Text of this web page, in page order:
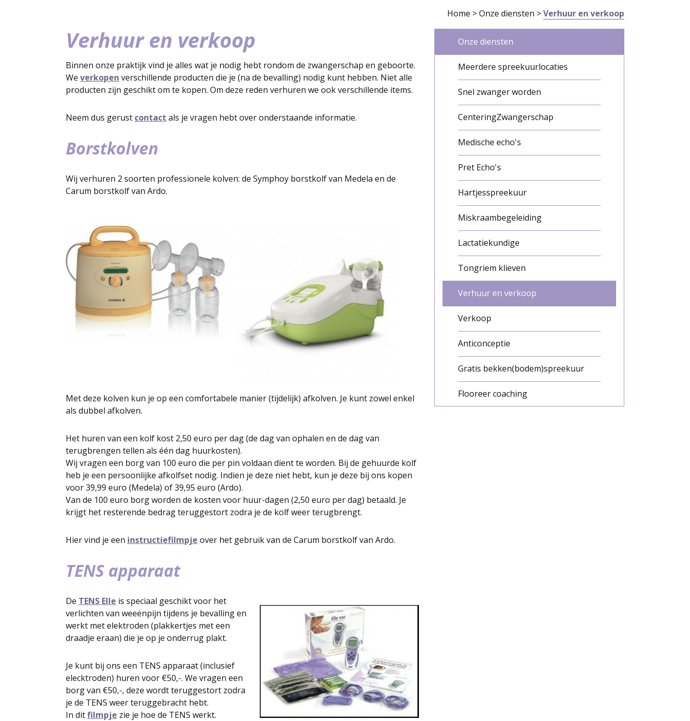
Home >Onze diensten >Verhuur en verkoop
Verhuur en verkoop
Binnen onze praktijk vind je alles wat je nodig hebt rondom de zwangerschap en geboorte.
We verkopen verschillende producten die je (na de bevalling) nodig kunt hebben. Niet alle
producten zijn geschikt om te kopen. Om deze reden verhuren we ook verschillende items.
Neem dus gerust contact als je vragen hebt over onderstaande informatie.
Borstkolven
Wij verhuren 2 soorten professionele kolven: de Symphoy borstkolf van Medela en de
Carum borstkolf van Ardo.
Met deze kolven kun je op een comfortabele manier (tijdelijk) afkolven. Je kunt zowel enkel
als dubbel afkolven.
Het huren van een kolf kost 2,50 euro per dag (de dag van ophalen en de dag van
terugbrengen tellen als één dag huurkosten).
Wij vragen een borg van 100 euro die per pin voldaan dient te worden. Bij de gehuurde kolf
heb je een persoonlijke afkolfset nodig. Indien je deze niet hebt, kun je deze bij ons kopen
voor 39,99 euro (Medela) of 39,95 euro (Ardo).
Van de 100 euro borg worden de kosten voor huur-dagen (2,50 euro per dag) betaald. Je
krijgt het resterende bedrag teruggestort zodra je de kolf weer terugbrengt.
Hier vind je een instructiefilmpje over het gebruik van de Carum borstkolf van Ardo.
TENS apparaat
De TENS Elle is speciaal geschikt voor het
verlichten van weeënpijn tijdens je bevalling en
werkt met elektroden (plakkertjes met een
draadje eraan) die je op je onderrug plakt.
Je kunt bij ons een TENS apparaat (inclusief
elecktroden) huren voor €50,-. We vragen een
borg van €50,-, deze wordt teruggestort zodra
je de TENS weer teruggebracht hebt.
In ditfilmpje zie je hoe de TENS werkt.
Onze diensten
Meerdere spreekuurlocaties
Snel zwanger worden
CenteringZwangerschap
Medische echo's
Pret Echo's
Hartjesspreekuur
Miskraambegeleiding
Lactatiekundige
Tongriem klieven
Verhuur en verkoop
Verkoop
Anticonceptie
Gratis bekken(bodem)spreekuur
Flooreer coaching